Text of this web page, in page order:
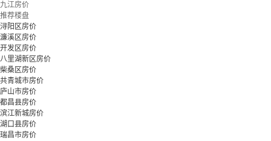
九江房价
推荐楼盘
浔阳区房价
濂溪区房价
开发区房价
八里湖新区房价
柴桑区房价
共青城市房价
庐山市房价
都昌县房价
滨江新城房价
湖口县房价
瑞昌市房价